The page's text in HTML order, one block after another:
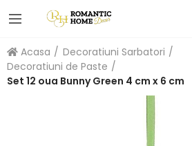
Acasa
Decoratiuni Sarbatori
Decoratiuni de Paste
Set 12 oua Bunny Green 4 cm x 6 cm